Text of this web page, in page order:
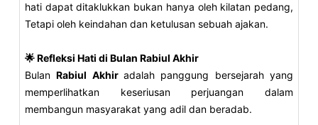
hati dapat ditaklukkan bukan hanya oleh kilatan pedang,
Tetapi oleh keindahan dan ketulusan sebuah ajakan.
🌟 Refleksi Hati di Bulan Rabiul Akhir
BulanRabiul Akhiradalah panggung bersejarah yang
memperlihatkan keseriusan perjuangan dalam
membangun masyarakat yang adil dan beradab.